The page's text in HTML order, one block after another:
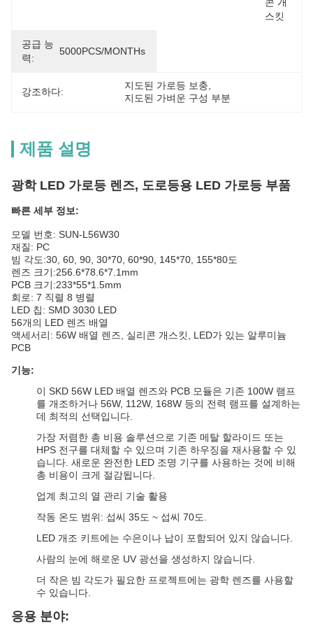
스킷
공급 능
력:
5000PCS/MONTHs
강조하다:
지도된 가로등 보충
지도된 가벼운 구성 부분
제품 설명
광학 LED 가로등 렌즈, 도로등용 LED 가로등 부품
빠른 세부 정보:
모델 번호: SUN-L56W30
재질: PC
빔 각도:30, 60, 90, 30*70, 60*90, 145*70, 155*80도
렌즈 크기:256.6*78.6*7.1mm
PCB 크기:233*55*1.5mm
회로: 7 직렬 8 병렬
LED 칩: SMD 3030 LED
56개의 LED 렌즈 배열
액세서리: 56W 배열 렌즈, 실리콘 개스킷, LED가 있는 알루미늄
PCB
기능:
이 SKD 56W LED 배열 렌즈와 PCB 모듈은 기존 100W 램프
를 개조하거나 56W, 112W, 168W 등의 전력 램프를 설계하는
데 최적의 선택입니다.
가장 저렴한 총 비용 솔루션으로 기존 메탈 할라이드 또는
HPS 전구를 대체할 수 있으며 기존 하우징을 재사용할 수 있
습니다. 새로운 완전한 LED 조명 기구를 사용하는 것에 비해
총 비용이 크게 절감됩니다.
업계 최고의 열 관리 기술 활용
작동 온도 범위: 섭씨 35도 ~ 섭씨 70도.
LED 개조 키트에는 수은이나 납이 포함되어 있지 않습니다.
사람의 눈에 해로운 UV 광선을 생성하지 않습니다.
더 작은 빔 각도가 필요한 프로젝트에는 광학 렌즈를 사용할
수 있습니다.
응용 분야: